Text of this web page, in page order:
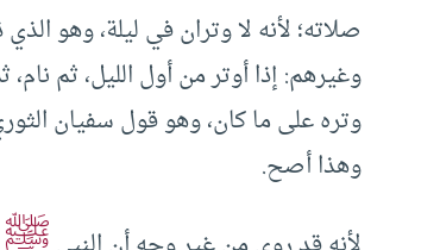
صلاته؛ لأنه لا وتران في ليلة، وهو
وغيرهم: إذا أوتر من أول الليل، ثم
وتره على ما كان، وهو قول سفيان
وهذا أصح.
ﷺ